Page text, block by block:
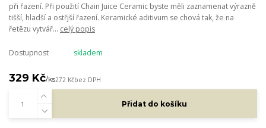
při řazení. Při použití Chain Juice Ceramic byste měli zaznamenat výrazně
tišší, hladší a ostřjší řazení. Keramické aditivum se chová tak, že na
řetězu vytvář... celý popis
Dostupnost skladem
329 Kč/ks272 Kčbez DPH
Přidat do košíku